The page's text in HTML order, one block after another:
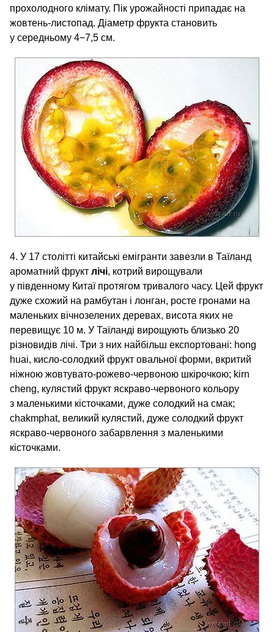
прохолодного клімату. Пік урожайності припадає на
жовтень-листопад. Діаметр фрукта становить
у середньому 4−7,5 см.
4. У 17 столітті китайські емігранти завезли в Таїланд
ароматний фрукт лічі, котрий вирощували
у південному Китаї протягом тривалого часу. Цей фрукт
дуже схожий на рамбутан і лонган, росте гронами на
маленьких вічнозелених деревах, висота яких не
перевищує 10 м. У Таїланді вирощують близько 20
різновидів лічі. Три з них найбільш експортовані: hong
huai, кисло-солодкий фрукт овальної форми, вкритий
ніжною жовтувато-рожево-червоною шкірочкою; kirn
cheng, кулястий фрукт яскраво-червоного кольору
з маленькими кісточками, дуже солодкий на смак;
chakmphat, великий кулястий, дуже солодкий фрукт
яскраво-червоного забарвлення з маленькими
кісточками.